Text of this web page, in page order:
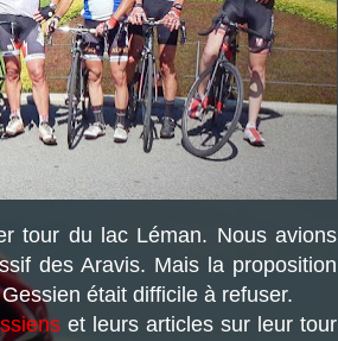
tour du lac Léman. Nous avions
des Aravis. Mais la proposition
était difficile à refuser.
et leurs articles sur leur tour